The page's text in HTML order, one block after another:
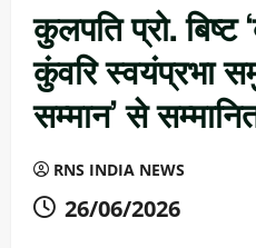
कुलपति प्रो. बिष्ट
कुंवरि स्वयंप्रभा
सम्मान’ से
RNS INDIA NEWS
26/06/2026